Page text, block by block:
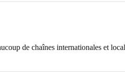
de chaînes internationales et